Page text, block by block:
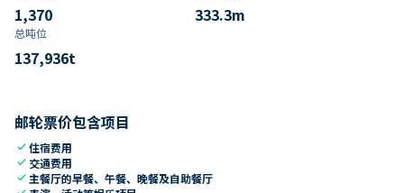
1,370 333.3m
总吨位
137,936t
邮轮票价包含项目
check住宿费用
check 交通费用
check 主餐厅的早餐、午餐、晚餐及自助餐厅